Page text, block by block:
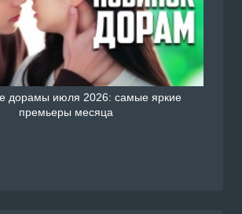
дорамы июля 2026: самые яркие
премьеры месяца